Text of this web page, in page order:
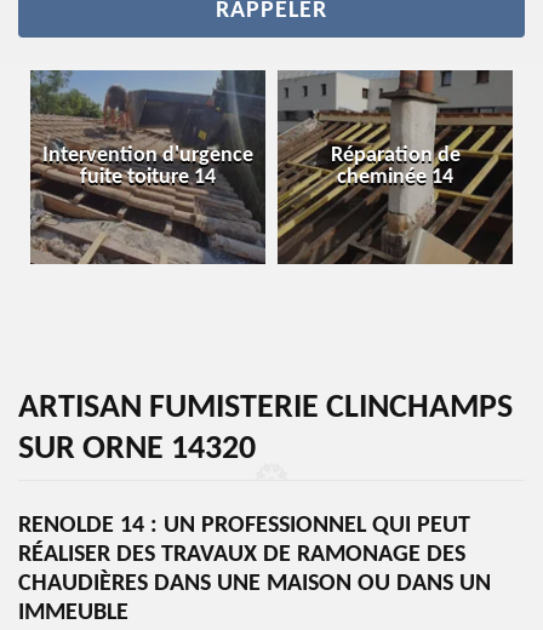
Intervention d'urgence
fuite toiture 14
Réparation de
cheminée 14
ARTISAN FUMISTERIE CLINCHAMPS
SUR ORNE 14320
RENOLDE 14 : UN PROFESSIONNEL QUI PEUT
RÉALISER DES TRAVAUX DE RAMONAGE DES
CHAUDIÈRES DANS UNE MAISON OU DANS UN
IMMEUBLE